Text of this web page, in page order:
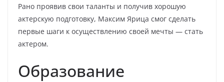
Рано проявив свои таланты и получив хорошую
актерскую подготовку, Максим Ярица смог сделать
первые шаги к осуществлению своей мечты — стать
актером.
Образование